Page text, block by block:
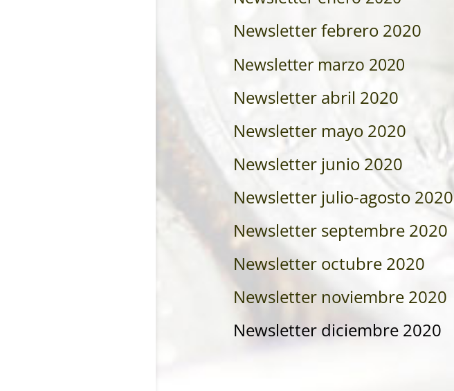
Newsletter febrero 2020
Newsletter marzo 2020
Newsletter abril 2020
Newsletter mayo 2020
Newsletter junio 2020
Newsletter julio-agosto 2020
Newsletter septembre 2020
Newsletter octubre 2020
Newsletter noviembre 2020
Newsletter diciembre 2020